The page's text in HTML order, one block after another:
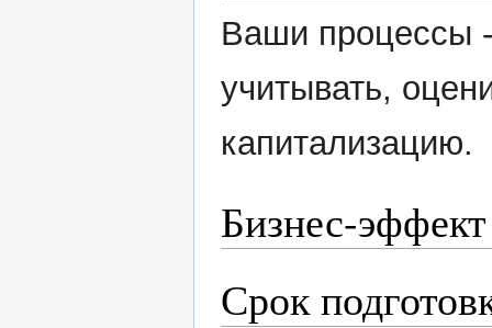
Ваши процессы
учитывать,
капитализацию.
Бизнес-эффект
Срок